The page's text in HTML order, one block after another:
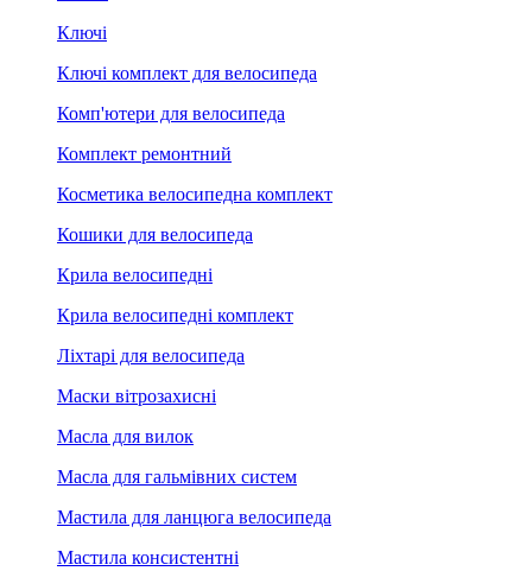
Ключі
Ключі комплект для велосипеда
Комп'ютери для велосипеда
Комплект ремонтний
Косметика велосипедна комплект
Кошики для велосипеда
Крила велосипедні
Крила велосипедні комплект
Ліхтарі для велосипеда
Маски вітрозахисні
Масла для вилок
Масла для гальмівних систем
Мастила для ланцюга велосипеда
Мастила консистентні